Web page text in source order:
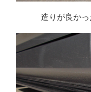
造りが良か